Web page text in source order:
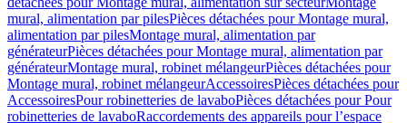
mural, alimentation par pilesPièces détachées pour Montage mural,
alimentation par pilesMontage mural, alimentation par
générateurPièces détachées pour Montage mural, alimentation par
générateurMontage mural, robinet mélangeurPièces détachées pour
Montage mural, robinet mélangeurAccessoiresPièces détachées pour
AccessoiresPour robinetteries de lavaboPièces détachées pour Pour
robinetteries de lavaboRaccordements des appareils pour l’espace